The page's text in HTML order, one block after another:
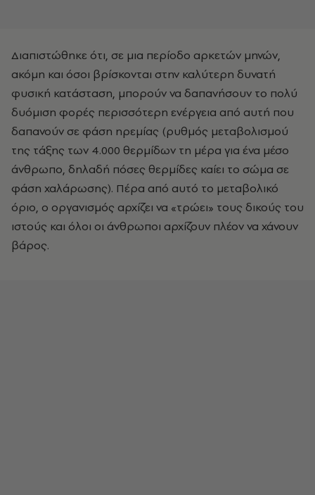
Διαπιστώθηκε ότι, σε μια περίοδο αρκετών μηνών,
ακόμη και όσοι βρίσκονται στην καλύτερη δυνατή
φυσική κατάσταση, μπορούν να δαπανήσουν το πολύ
δυόμιση φορές περισσότερη ενέργεια από αυτή που
δαπανούν σε φάση ηρεμίας (ρυθμός μεταβολισμού
της τάξης των 4.000 θερμίδων τη μέρα για ένα μέσο
άνθρωπο, δηλαδή πόσες θερμίδες καίει το σώμα σε
φάση χαλάρωσης). Πέρα από αυτό το μεταβολικό
όριο, ο οργανισμός αρχίζει να «τρώει» τους δικούς του
ιστούς και όλοι οι άνθρωποι αρχίζουν πλέον να χάνουν
βάρος.